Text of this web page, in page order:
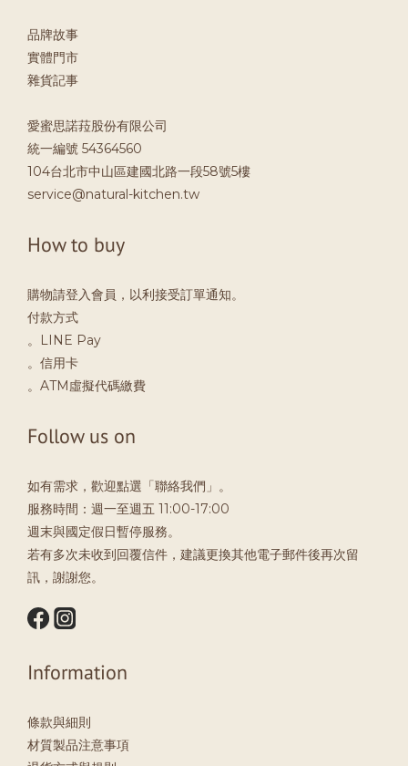
品牌故事
實體門市
雜貨記事
愛蜜思諾菈股份有限公司
統一編號 54364560
104台北市中山區建國北路一段58號5樓
service@natural-kitchen.tw
How to buy
購物請登入會員，以利接受訂單通知。
付款方式
。LINE Pay
。信用卡
。ATM虛擬代碼繳費
Follow us on
如有需求，歡迎點選「聯絡我們」。
服務時間：週一至週五 11:00-17:00
週末與國定假日暫停服務。
若有多次未收到回覆信件，建議更換其他電子郵件後再次留
訊，謝謝您。
Information
條款與細則
材質製品注意事項